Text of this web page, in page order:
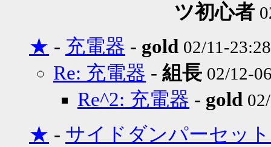
ツ初心者
★ - 充電器 - gold 02/11-
Re: 充電器 - 組長 02/12-
Re^2: 充電器 - gold
★ - サイドダンパーセッ